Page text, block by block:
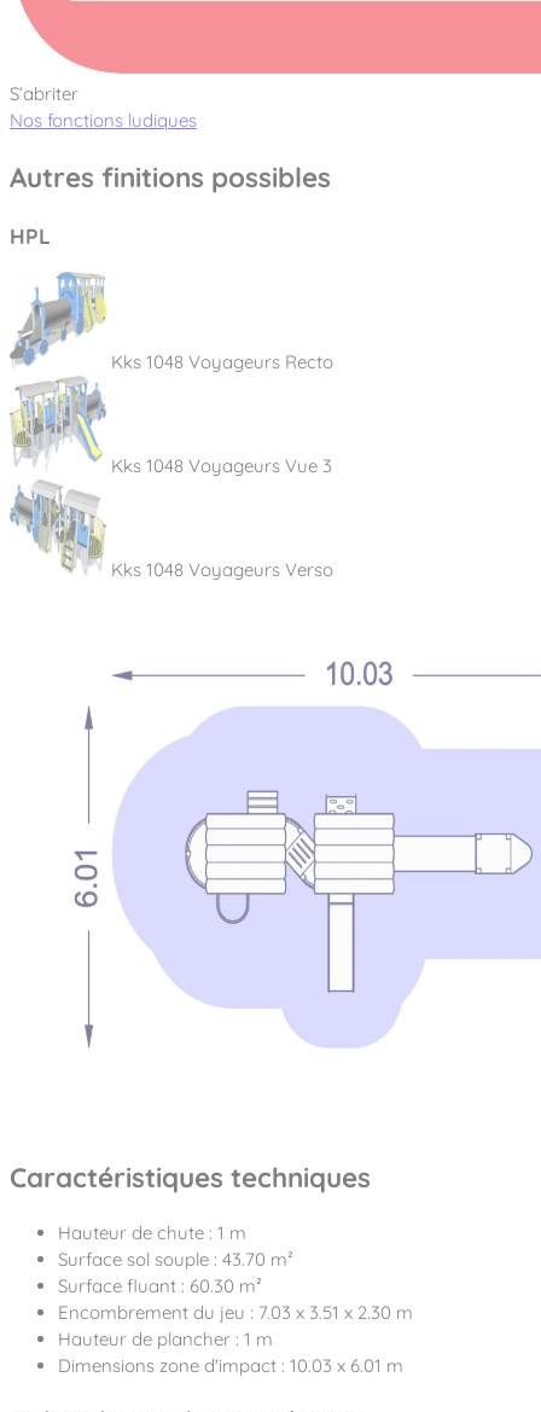
S’abriter
Nos fonctions ludiques
Autres finitions possibles
HPL
Kks 1048 Voyageurs Recto
Kks 1048 Voyageurs Vue 3
Kks 1048 Voyageurs Verso
Caractéristiques techniques
Hauteur de chute : 1 m
Surface sol souple : 43.70 m²
Surface fluant : 60.30 m²
Encombrement du jeu : 7.03 x 3.51 x 2.30 m
Hauteur de plancher : 1 m
Dimensions zone d'impact : 10.03 x 6.01 m